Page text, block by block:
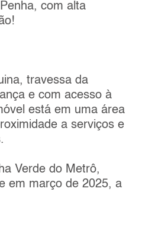
com alta
travessa da
e com acesso à
está em uma área
a serviços e
Verde do Metrô,
em março de 2025, a